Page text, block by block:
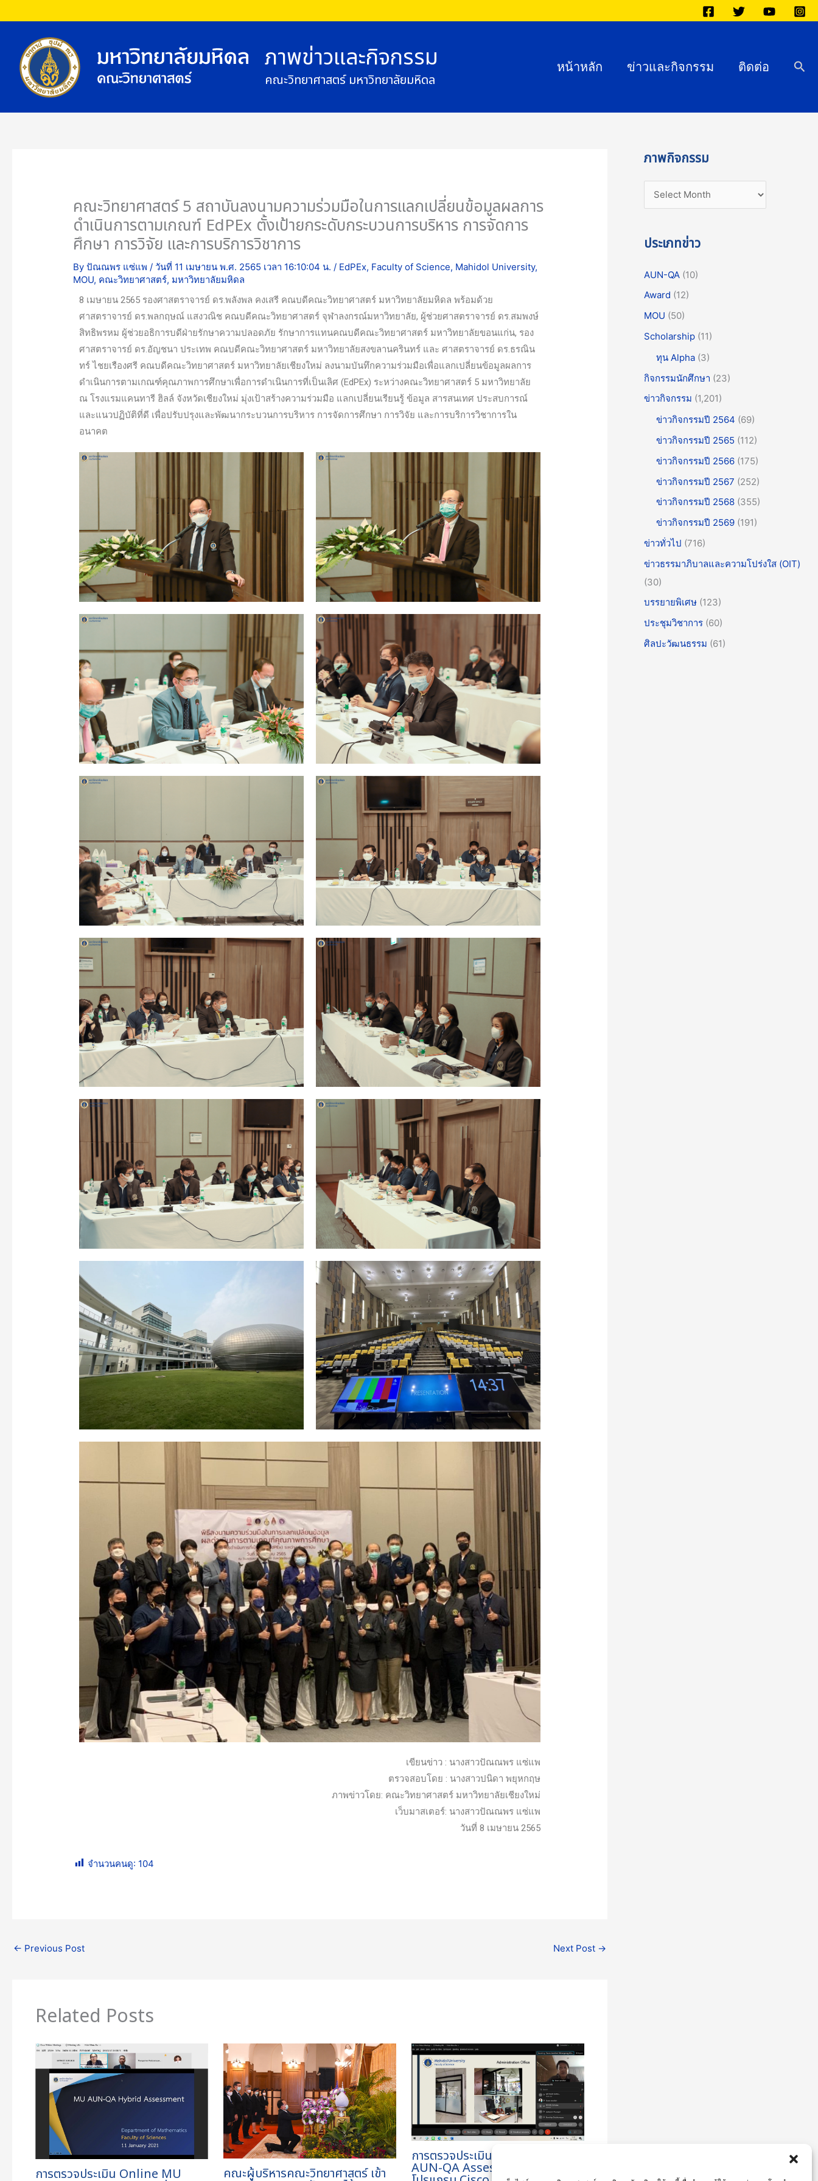
to
content
ภาพข่าวและกิจกรรม
คณะวิทยาศาสตร์ มหาวิทยาลัยมหิดล
หน้าหลัก ข่าวและกิจกรรม ติดต่อ
คณะวิทยาศาสตร์ 5 สถาบันลงนามความร่วมมือในการแลกเปลี่ยนข้อมูลผลการ
ดำเนินการตามเกณฑ์ EdPEx ตั้งเป้ายกระดับกระบวนการบริหาร การจัดการ
ศึกษา การวิจัย และการบริการวิชาการ
Byปัณณพร แซ่แพ/ วันที่ 11 เมษายน พ.ศ. 2565 เวลา 16:10:04 น./ EdPEx, Faculty of Science, Mahidol University,
MOU, คณะวิทยาศาสตร์, มหาวิทยาลัยมหิดล
8 เมษายน 2565 รองศาสตราจารย์ ดร.พลังพล คงเสรี คณบดีคณะวิทยาศาสตร์ มหาวิทยาลัยมหิดล พร้อมด้วย
ศาสตราจารย์ ดร.พลกฤษณ์ แสงวณิช คณบดีคณะวิทยาศาสตร์ จุฬาลงกรณ์มหาวิทยาลัย, ผู้ช่วยศาสตราจารย์ ดร.สมพงษ์
สิทธิพรหม ผู้ช่วยอธิการบดีฝ่ายรักษาความปลอดภัย รักษาการแทนคณบดีคณะวิทยาศาสตร์ มหาวิทยาลัยขอนแก่น, รอง
ศาสตราจารย์ ดร.อัญชนา ประเทพ คณบดีคณะวิทยาศาสตร์ มหาวิทยาลัยสงขลานครินทร์ และ ศาสตราจารย์ ดร.ธรณิน
ทร์ ไชยเรืองศรี คณบดีคณะวิทยาศาสตร์ มหาวิทยาลัยเชียงใหม่ ลงนามบันทึกความร่วมมือเพื่อแลกเปลี่ยนข้อมูลผลการ
ดำเนินการตามเกณฑ์คุณภาพการศึกษาเพื่อการดำเนินการที่เป็นเลิศ (EdPEx) ระหว่างคณะวิทยาศาสตร์ 5 มหาวิทยาลัย
ณ โรงแรมแคนทารี ฮิลล์ จังหวัดเชียงใหม่ มุ่งเป้าสร้างความร่วมมือ แลกเปลี่ยนเรียนรู้ ข้อมูล สารสนเทศ ประสบการณ์
และแนวปฏิบัติที่ดี เพื่อปรับปรุงและพัฒนากระบวนการบริหาร การจัดการศึกษา การวิจัย และการบริการวิชาการใน
อนาคต
เขียนข่าว : นางสาวปัณณพร แซ่แพ
ตรวจสอบโดย : นางสาวปนิดา พยุหกฤษ
ภาพข่าวโดย: คณะวิทยาศาสตร์ มหาวิทยาลัยเชียงใหม่
เว็บมาสเตอร์: นางสาวปัณณพร แซ่แพ
วันที่ 8 เมษายน 2565
จำนวนคนดู: 104
← Previous Post Next Post →
Related Posts
การตรวจประเมิน Online MU คณะผู้บริหารคณะวิทยาศาสตร์ เข้า
การตรวจประเมิน Online MU
AUN-QA Assessment ผ่าน
ภาพกิจกรรม
กิ
ม
ประเภทข่าว
AUN-QA (10)
Award (12)
MOU (50)
Scholarship (11)
ทุน Alpha (3)
กิจกรรมนักศึกษา (23)
ข่าวกิจกรรม (1,201)
ข่าวกิจกรรมปี 2564 (69)
ข่าวกิจกรรมปี 2565 (112)
ข่าวกิจกรรมปี 2566 (175)
ข่าวกิจกรรมปี 2567 (252)
ข่าวกิจกรรมปี 2568 (355)
ข่าวกิจกรรมปี 2569 (191)
ข่าวทั่วไป (716)
ข่าวธรรมาภิบาลและความโปร่งใส (OIT)
(30)
บรรยายพิเศษ (123)
ประชุมวิชาการ (60)
ศิลปะวัฒนธรรม (61)